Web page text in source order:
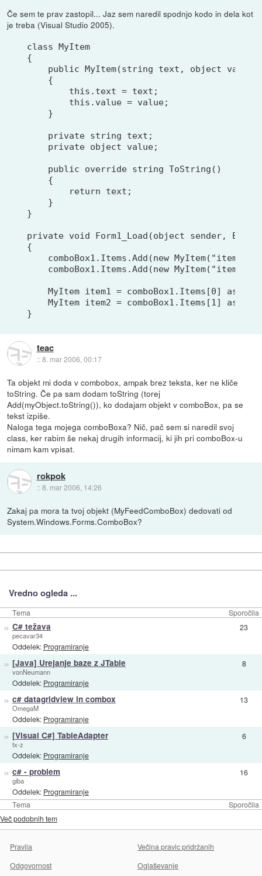
Če sem te prav zastopil... Jaz sem naredil spodnjo kodo in dela kot
je treba (Visual Studio 2005).
class MyItem
{
    public MyItem(string text, object value)
    {
        this.text = text;
        this.value = value;
    }
    private string text;
    private object value;
    public override string ToString()
    {
        return text;
    }
}
private void Form1_Load(object sender,
{
comboBox1.Items.Add(new MyItem("item1",
comboBox1.Items.Add(new MyItem("item2",
MyItem item1 = comboBox1.Items[0] as
MyItem item2 = comboBox1.Items[1] as
teac
::8. mar 2006, 00:17
Ta objekt mi doda v combobox, ampak brez teksta, ker ne kliče
toString. Če pa sam dodam toString (torej
Add(myObject.toString()), ko dodajam objekt v comboBox, pa se
tekst izpiše.
Naloga tega mojega comboBoxa? Nič, pač sem si naredil svoj
class, ker rabim še nekaj drugih informacij, ki jih pri comboBox-u
nimam kam vpisat.
rokpok
::8. mar 2006, 14:26
Zakaj pa mora ta tvoj objekt (MyFeedComboBox) dedovati od
System.Windows.Forms.ComboBox?
Vredno ogleda ...
Tema Sporočila
Tema Sporočila
» C# težava
pecavar34
Oddelek: Programiranje
23
» [Java] Urejanje baze z JTable
vonNeumann
Oddelek: Programiranje
8
» c# datagridview in combox
OmegaM
Oddelek: Programiranje
13
» [Visual C#] TableAdapter
tx-z
Oddelek: Programiranje
6
» c# - problem
giba
Oddelek: Programiranje
16
Več podobnih tem
Pravila
Večina pravic pridržanih
Odgovornost
Oglaševanje